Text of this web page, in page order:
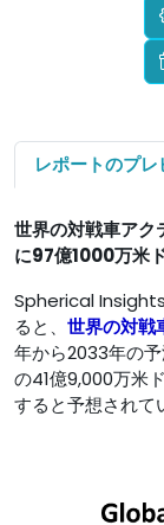
レポートのプレ
世界の対戦車アク
に97億1000万米
Spherical
ると、 世界の対戦
年から2033年の
の41億9,000万米
すると予想されて